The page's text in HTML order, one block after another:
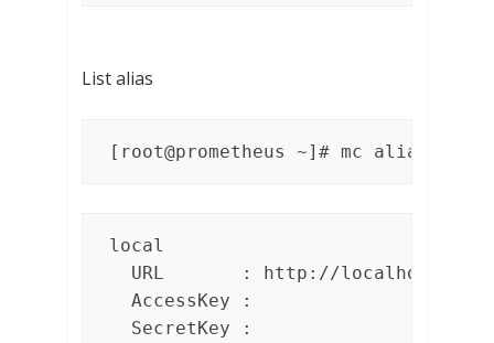
List alias
[root@prometheus ~]# mc alias list
local
  URL       : http://localhost:9000
  AccessKey :
  SecretKey :